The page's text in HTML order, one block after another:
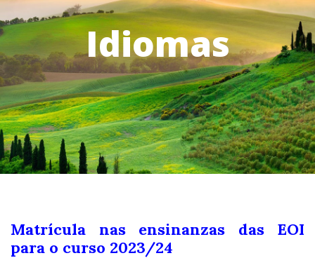
Idiomas
Matrícula nas ensinanzas das EOI
para o curso 2023/24